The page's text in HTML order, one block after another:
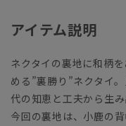
アイテム説明
ネクタイの裏地に和柄
める”裏勝り”ネクタイ
代の知恵と工夫から生
今回の裏地は、小鹿の